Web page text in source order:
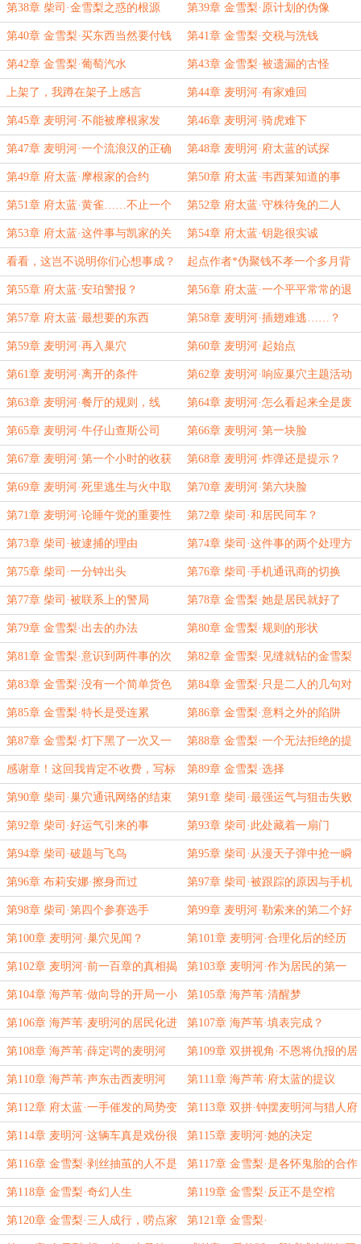
了吗
第38章 柴司·金雪梨之惑的根源 第39章 金雪梨·原计划的伪像
第40章 金雪梨·买东西当然要付钱
啊
第41章 金雪梨·交税与洗钱
第42章 金雪梨·葡萄汽水 第43章 金雪梨·被遗漏的古怪
上架了，我蹲在架子上感言 第44章 麦明河·有家难回
第45章 麦明河·不能被摩根家发
现……
第46章 麦明河·骑虎难下
第47章 麦明河·一个流浪汉的正确
反应
第48章 麦明河·府太蓝的试探
第49章 府太蓝·摩根家的合约 第50章 府太蓝·韦西莱知道的事
第51章 府太蓝·黄雀……不止一个 第52章 府太蓝·守株待兔的二人
第53章 府太蓝·这件事与凯家的关
系
第54章 府太蓝·钥匙很实诚
看看，这岂不说明你们心想事成？ 起点作者*伪聚钱不孝一个多月背
后的密辛
第55章 府太蓝·安珀警报？ 第56章 府太蓝·一个平平常常的退
休猎人
第57章 府太蓝·最想要的东西 第58章 麦明河·插翅难逃……？
第59章 麦明河·再入巢穴 第60章 麦明河·起始点
第61章 麦明河·离开的条件 第62章 麦明河·响应巢穴主题活动
的脸
第63章 麦明河·餐厅的规则，线
索，与提示
第64章 麦明河·怎么看起来全是废
话啊
第65章 麦明河·牛仔山查斯公司 第66章 麦明河·第一块脸
第67章 麦明河·第一个小时的收获 第68章 麦明河·炸弹还是提示？
第69章 麦明河·死里逃生与火中取
栗
第70章 麦明河·第六块脸
第71章 麦明河·论睡午觉的重要性 第72章 柴司·和居民同车？
第73章 柴司·被逮捕的理由 第74章 柴司·这件事的两个处理方
案
第75章 柴司·一分钟出头 第76章 柴司·手机通讯商的切换
第77章 柴司·被联系上的警局 第78章 金雪梨·她是居民就好了
第79章 金雪梨·出去的办法 第80章 金雪梨·规则的形状
第81章 金雪梨·意识到两件事的次
序
第82章 金雪梨·见缝就钻的金雪梨
第83章 金雪梨·没有一个简单货色 第84章 金雪梨·只是二人的几句对
话
第85章 金雪梨·特长是受连累 第86章 金雪梨·意料之外的陷阱
第87章 金雪梨·灯下黑了一次又一
次
第88章 金雪梨·一个无法拒绝的提
议
感谢章！这回我肯定不收费，写标
题里
第89章 金雪梨·选择
第90章 柴司·巢穴通讯网络的结束 第91章 柴司·最强运气与狙击失败
第92章 柴司·好运气引来的事 第93章 柴司·此处藏着一扇门
第94章 柴司·破题与飞鸟 第95章 柴司·从漫天子弹中抢一瞬
间
第96章 布莉安娜·擦身而过 第97章 柴司·被跟踪的原因与手机
警报
第98章 柴司·第四个参赛选手 第99章 麦明河·勒索来的第二个好
处
第100章 麦明河·巢穴见闻？ 第101章 麦明河·合理化后的经历
第102章 麦明河·前一百章的真相揭
晓了！
第103章 麦明河·作为居民的第一
天……？
第104章 海芦苇·做向导的开局一小
时
第105章 海芦苇·清醒梦
第106章 海芦苇·麦明河的居民化进
展报告
第107章 海芦苇·填表完成？
第108章 海芦苇·薛定谔的麦明河 第109章 双拼视角·不恩将仇报的居
民不是好居民
第110章 海芦苇·声东击西麦明河 第111章 海芦苇·府太蓝的提议
第112章 府太蓝·一手催发的局势变
化
第113章 双拼·钟摆麦明河与猎人府
太蓝
第114章 麦明河·这辆车真是戏份很
多
第115章 麦明河·她的决定
第116章 金雪梨·剥丝抽茧的人不是
她
第117章 金雪梨·是各怀鬼胎的合作
吗
第118章 金雪梨·奇幻人生 第119章 金雪梨·反正不是空棺
第120章 金雪梨·三人成行，唠点家 第121章 金雪梨·